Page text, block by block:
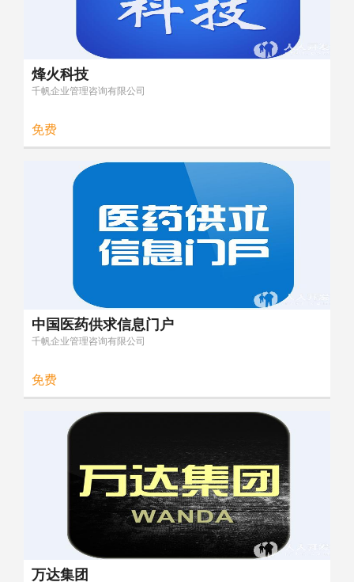
烽火科技
千帆企业管理咨询有限公司
免费
中国医药供求信息门户
千帆企业管理咨询有限公司
免费
万达集团